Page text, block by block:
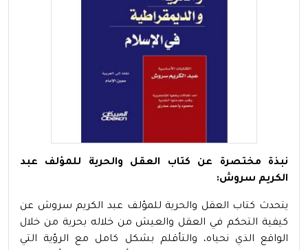
نبذة مختصرة عن كتاب العقل والحرية للمؤلف عبد
الكريم سروش:
يتحدث كتاب العقل والحرية للمؤلف عبد الكريم سروش عن
كيفية التحكم في العقل والعيش من خلاله بحرية من خلال
الواقع الذي نحياه، والتأقلم بشكل كامل مع الرؤية التي